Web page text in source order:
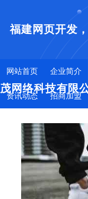
福建网页开发
茂网络科技有限
网站首页 企业简介
资讯动态 招商加盟